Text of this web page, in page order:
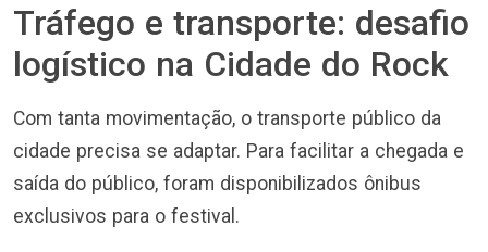
Tráfego e transporte: desafio
logístico na Cidade do Rock
Com tanta movimentação, o transporte público da
cidade precisa se adaptar. Para facilitar a chegada e
saída do público, foram disponibilizados ônibus
exclusivos para o festival.